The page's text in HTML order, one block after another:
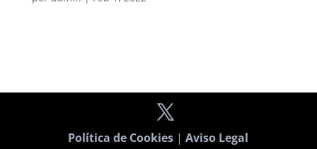
Política de Cookies |Aviso Legal